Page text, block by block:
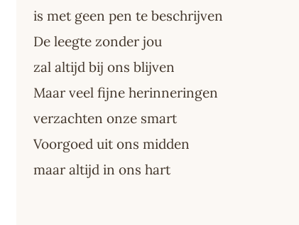
is met geen pen te beschrijven
De leegte zonder jou
zal altijd bij ons blijven
Maar veel fijne herinneringen
verzachten onze smart
Voorgoed uit ons midden
maar altijd in ons hart